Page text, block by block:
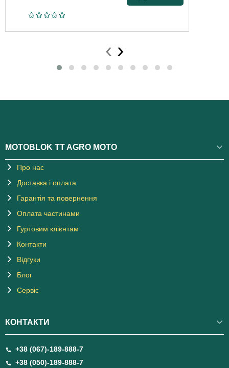
‹ ›
MOTOBLOK TT AGRO MOTO
Про нас
Доставка і оплата
Гарантія та повернення
Оплата частинами
Гуртовим клієнтам
Контакти
Відгуки
Блог
Сервіс
КОНТАКТИ
+38 (067)-189-888-7
+38 (050)-189-888-7